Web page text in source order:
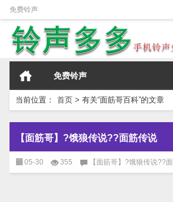
免费铃声
免费铃声
当前位置： 首页 > 有关“面筋哥百科”的文章
【面筋哥】?饿狼传说??面筋传说
05-30 355 【面筋哥】?饿狼传说??